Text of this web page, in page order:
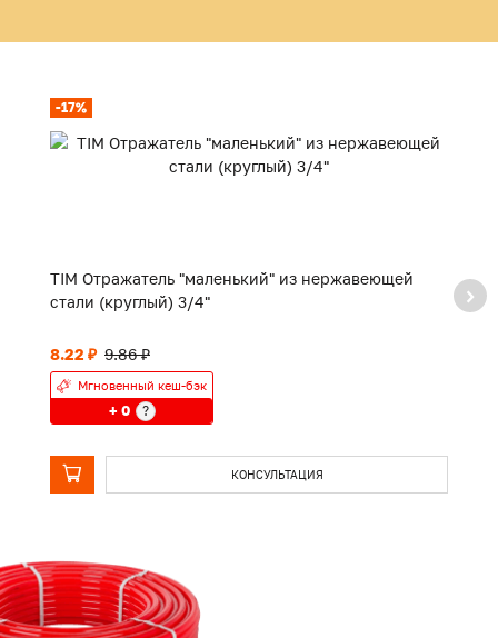
-17%
TIM Отражатель "маленький" из нержавеющей
стали (круглый) 3/4"
8.22 ₽ 9.86 ₽
Мгновенный кеш-бэк
+ 0 ?
КОНСУЛЬТАЦИЯ